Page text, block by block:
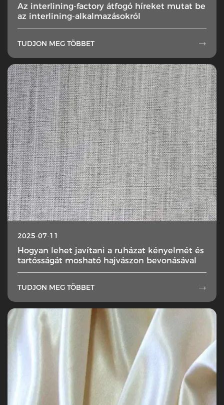
Az interlining-factory átfogó híreket mutat be
az interlining-alkalmazásokról
TUDJON MEG TÖBBET 
2025-07-11
Hogyan lehet javítani a ruházat kényelmét és
tartósságát mosható hajvászon bevonásával
TUDJON MEG TÖBBET 